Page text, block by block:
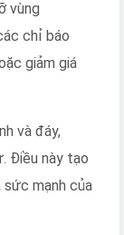
vùng
chỉ báo
giảm giá
và đáy,
Điều này tạo
mạnh của